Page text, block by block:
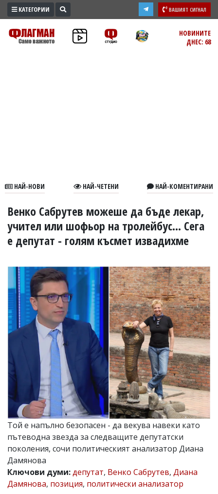
ПРОМО
ЗОНА
В
УКРАЙНА
СПОРТ
РАЗСЛЕДВАНЕ
БИЗНЕС
Управители:
Веселин
Василев,
email:
v.vasilev@flagman.bg
Касабова,
еmail:
k.kassabova@flagman.bg
редактор:
Иван
Колев,
email:
office@flagman.bg
Коментарите
под
статиите
се
въвеждат
КАТЕГОРИИ ВАШИЯТ СИГНАЛ
НОВИНИТЕ
ДНЕС: 68
НАЙ-НОВИ НАЙ-ЧЕТЕНИ НАЙ-КОМЕНТИРАНИ
Венко Сабрутев можеше да бъде лекар,
учител или шофьор на тролейбус... Сега
е депутат - голям късмет извадихме
Той е напълно безопасен - да векува навеки като
пътеводна звезда за следващите депутатски
поколения, сочи политическият анализатор Диана
Дамянова
Ключови думи:депутат, Венко Сабрутев, Диана
Дамянова, позиция, политически анализатор